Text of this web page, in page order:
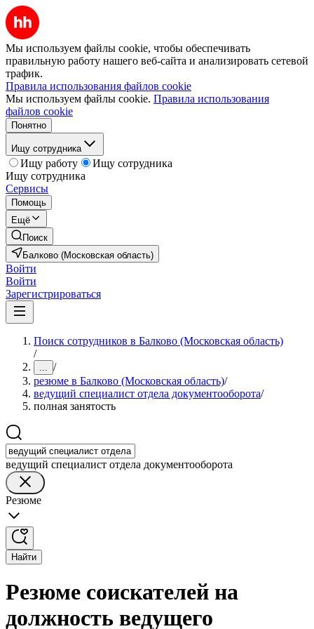
Мы используем файлы cookie, чтобы обеспечивать
правильную работу нашего веб-сайта и анализировать сетевой
трафик.
Правила использования файлов cookie
Мы используем файлы cookie. Правила использования
файлов cookie
Понятно
Ищу сотрудника
Ищу работу
Ищу сотрудника
Ищу сотрудника
Сервисы
Помощь
Ещё
Поиск
Балково (Московская область)
Войти
Войти
Зарегистрироваться
Поиск сотрудников в Балково (Московская область)
/
... /
резюме в Балково (Московская область)/
ведущий специалист отдела документооборота/
полная занятость
ведущий специалист отдела документооборота
Резюме
Найти
Резюме соискателей на
должность ведущего